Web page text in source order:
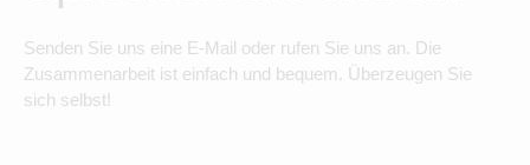
Senden Sie uns eine E-Mail oder rufen Sie uns an. Die
Zusammenarbeit ist einfach und bequem. Überzeugen Sie
sich selbst!